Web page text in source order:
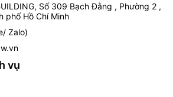
Số 309 Bạch Đằng , Phường 2 ,
phố Hồ Chí Minh
Zalo)
vụ